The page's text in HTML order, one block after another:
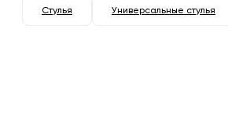
Стулья Универсальные стулья